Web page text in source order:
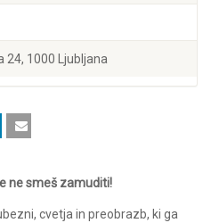
24, 1000 Ljubljana
ne smeš zamuditi!
cvetja in preobrazb, ki ga